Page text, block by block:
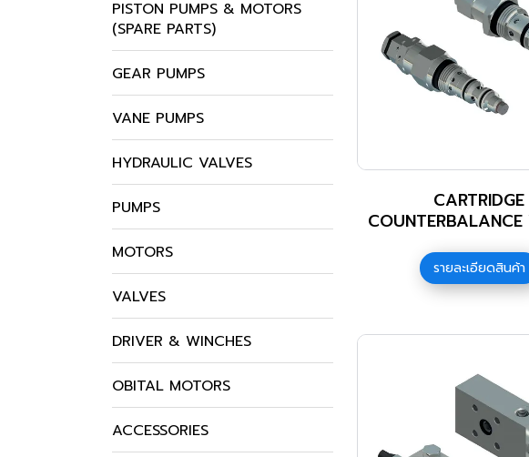
PISTON PUMPS & MOTORS
(SPARE PARTS)
GEAR PUMPS
VANE PUMPS
HYDRAULIC VALVES
PUMPS
MOTORS
VALVES
DRIVER & WINCHES
OBITAL MOTORS
ACCESSORIES
CARTRIDGE
COUNTERBALANCE
รายละเอียดสินค้า